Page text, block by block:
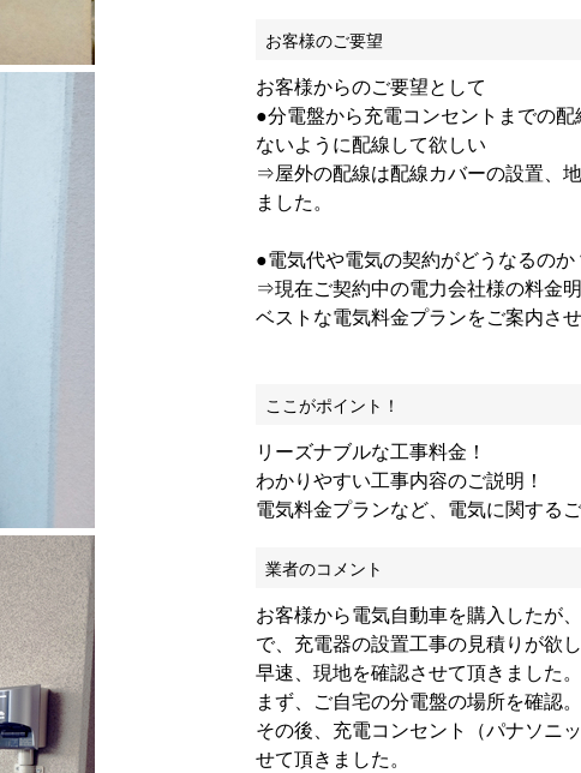
お客様のご要望
お客様からのご要望として
●分電盤から充電コンセントまでの
ないように配線して欲しい
⇒屋外の配線は配線カバーの設置、
ました。
●電気代や電気の契約がどうなるのか
⇒現在ご契約中の電力会社様の料金
ベストな電気料金プランをご案内させ
ここがポイント！
リーズナブルな工事料金！
わかりやすい工事内容のご説明！
電気料金プランなど、電気に関する
業者のコメント
お客様から電気自動車を購入したが
で、充電器の設置工事の見積りが欲
早速、現地を確認させて頂きました。
まず、ご自宅の分電盤の場所を確認。
その後、充電コンセント（パナソニ
せて頂きました。